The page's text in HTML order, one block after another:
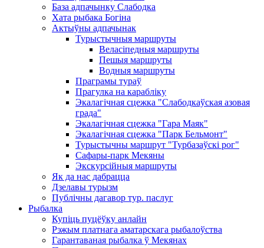
База адпачынку Слабодка
Хата рыбака Богіна
Актыўны адпачынак
Турыстычныя маршруты
Веласіпедныя маршруты
Пешыя маршруты
Водныя маршруты
Праграмы тураў
Прагулка на карабліку
Экалагічная сцежка "Слабодкаўская азовая
града"
Экалагічная сцежка "Гара Маяк"
Экалагічная сцежка "Парк Бельмонт"
Турыстычны маршрут "Турбазаўскі рог"
Сафары-парк Мекяны
Экскурсійныя маршруты
Як да нас дабрацца
Дзелавы турызм
Публічны дагавор тур. паслуг
Рыбалка
Купіць пуцёўку анлайн
Рэжым платнага аматарскага рыбалоўства
Гарантаваная рыбалка ў Мекянах